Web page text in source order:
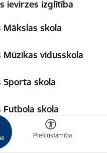
Piekļūstamība
ievirzes izglītība
Mākslas skola
Mūzikas vidusskola
Sporta skola
Futbola skola